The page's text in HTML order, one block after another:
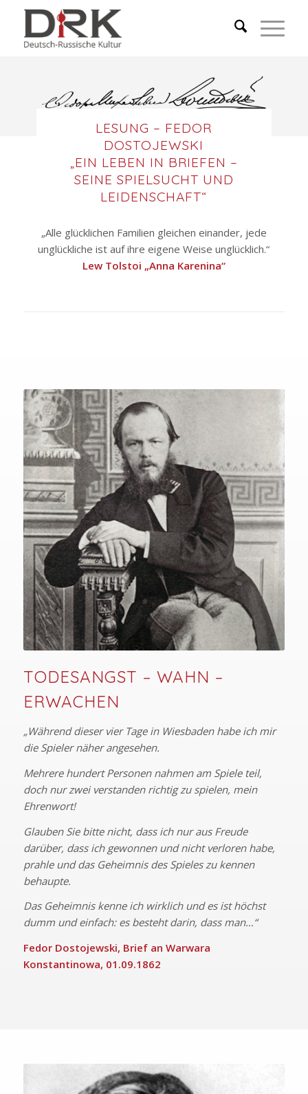
LESUNG – FEDOR
DOSTOJEWSKI
„EIN LEBEN IN BRIEFEN –
SEINE SPIELSUCHT UND
LEIDENSCHAFT“
„Alle glücklichen Familien gleichen einander, jede
unglückliche ist auf ihre eigene Weise unglücklich.“
Lew Tolstoi „Anna Karenina“
TODESANGST – WAHN –
ERWACHEN
„Während dieser vier Tage in Wiesbaden habe ich mir
die Spieler näher angesehen.
Mehrere hundert Personen nahmen am Spiele teil,
doch nur zwei verstanden richtig zu spielen, mein
Ehrenwort!
Glauben Sie bitte nicht, dass ich nur aus Freude
darüber, dass ich gewonnen und nicht verloren habe,
prahle und das Geheimnis des Spieles zu kennen
behaupte.
Das Geheimnis kenne ich wirklich und es ist höchst
dumm und einfach: es besteht darin, dass man…“
Fedor Dostojewski, Brief an Warwara
Konstantinowa, 01.09.1862